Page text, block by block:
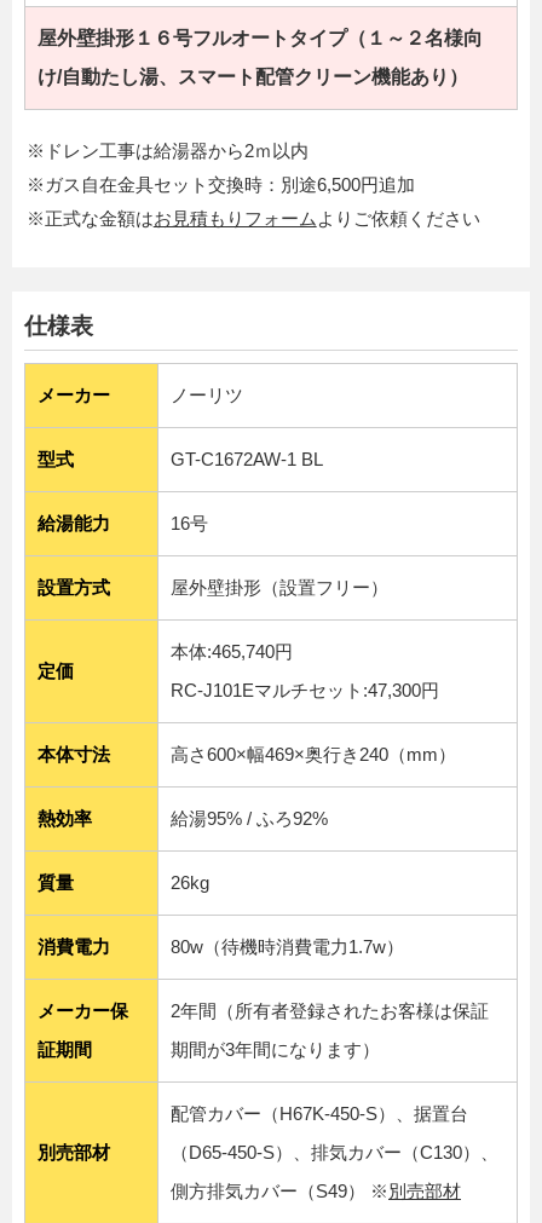
屋外壁掛形１６号フルオートタイプ（１～２名様向
け/自動たし湯、スマート配管クリーン機能あり）
※ドレン工事は給湯器から2ｍ以内
※ガス自在金具セット交換時：別途6,500円追加
※正式な金額はお見積もりフォーム よりご依頼ください
仕様表
メーカー ノーリツ
型式 GT-C1672AW-1 BL
給湯能力 16号
設置方式 屋外壁掛形（設置フリー）
定価
本体:465,740円
RC-J101Eマルチセット:47,300円
本体寸法 高さ600×幅469×奥行き240（mm）
熱効率 給湯95% / ふろ92%
質量 26kg
消費電力 80w（待機時消費電力1.7w）
メーカー保
証期間
2年間（所有者登録されたお客様は保証
期間が3年間になります）
別売部材
配管カバー（H67K-450-S）、据置台
（D65-450-S）、排気カバー（C130）、
側方排気カバー（S49） ※別売部材